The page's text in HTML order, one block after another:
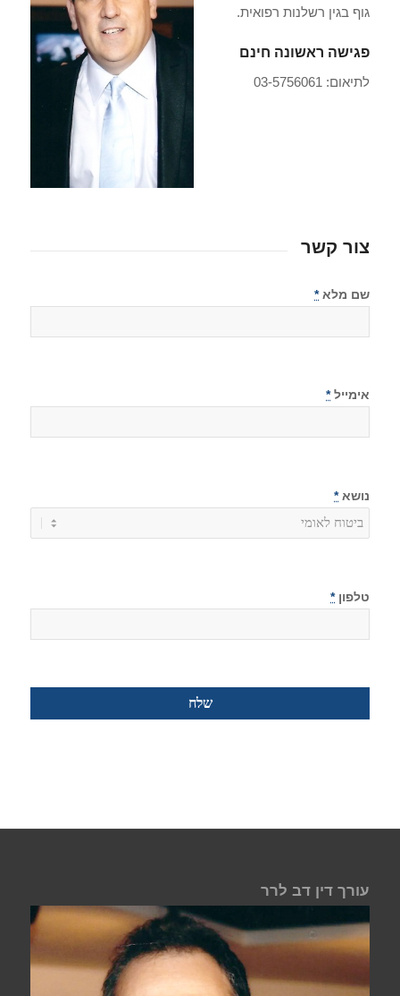
גוף בגין רשלנות רפואית.
פגישה ראשונה חינם
לתיאום: 03-5756061
צור קשר
שם מלא*
אימייל*
נושא*
טלפון*
עורך דין דב לרר